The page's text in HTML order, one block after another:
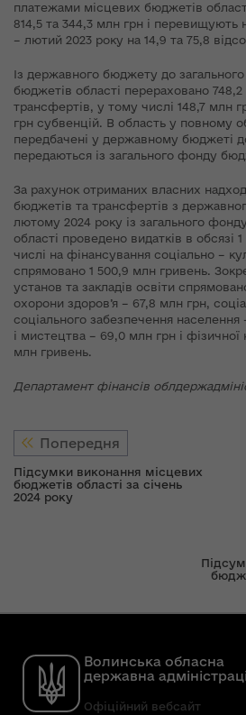
платежами місцевих бюджетів
814,5 та 344,3 млн грн і перевищують
– лютий 2023 року на 14,9 та 75,8
Із державного бюджету до
бюджетів області перераховано
трансфертів, у тому числі 148,7 млн
грн субвенцій. В область у повному
передбачені у державному бюджеті
передаються із загального фонду
За рахунок отриманих власних
бюджетів та трансфертів з
лютому 2024 року із загального
області проведено видатків в обсязі
числі на фінансування соціально –
спрямовано 1 500,9 млн гривень.
установ та закладів освіти
охорони здоров’я – 67,8 млн грн,
соціального забезпечення
і мистецтва – 69,0 млн грн і фізичної
млн гривень.
Департамент фінансів
Попередня
Підсумки виконання місцевих
бюджетів області за січень
2024 року
Волинська обласна
державна
Офіційний вебсайт